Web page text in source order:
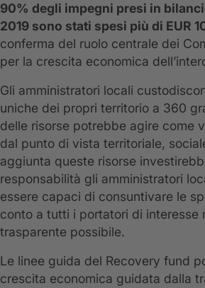
90% degli impegni presi in
2019 sono stati spesi più di EUR
conferma del ruolo centrale dei
per la crescita economica
Gli amministratori locali
uniche dei propri territorio a 360
delle risorse potrebbe agire come
dal punto di vista territoriale,
aggiunta queste risorse
responsabilità gli amministratori
essere capaci di consuntivare le
conto a tutti i portatori di interesse
trasparente possibile.
Le linee guida del Recovery fund
crescita economica guidata dalla